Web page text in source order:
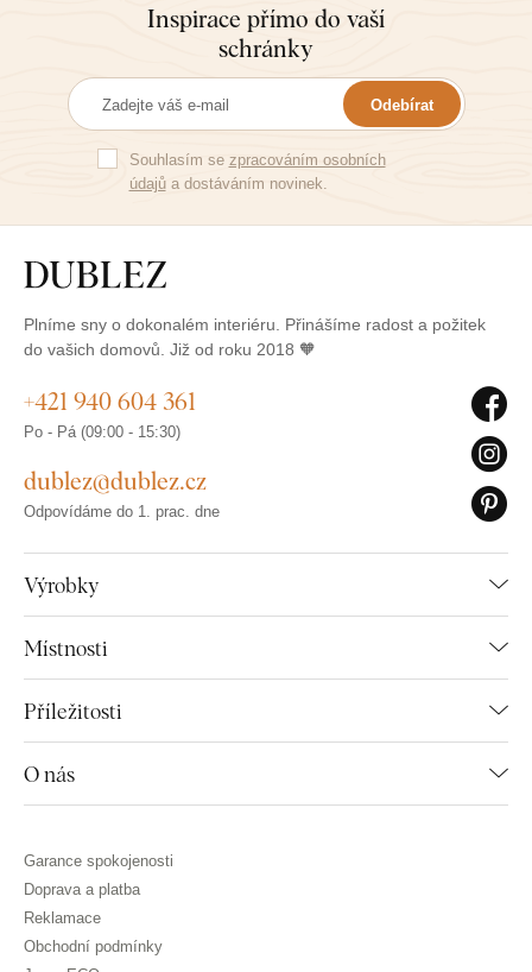
Inspirace přímo do vaší
schránky
Odebírat
Souhlasím se zpracováním osobních
údajůa dostáváním novinek.
Plníme sny o dokonalém interiéru. Přinášíme radost a požitek
do vašich domovů. Již od roku 2018 🧡
Výrobky
Místnosti
Příležitosti
O nás
+421 940 604 361
Po - Pá (09:00 - 15:30)
dublez@dublez.cz
Odpovídáme do 1. prac. dne
Garance spokojenosti
Doprava a platba
Reklamace
Obchodní podmínky